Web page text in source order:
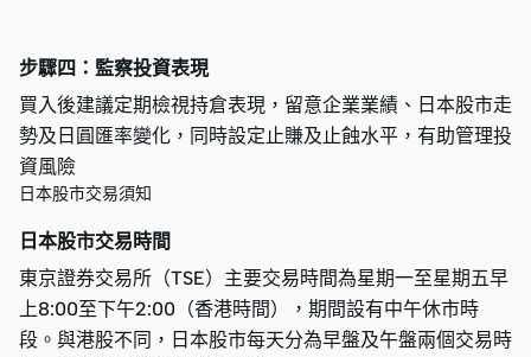
步驟四：監察投資表現
買入後建議定期檢視持倉表現，留意企業業績、日本股市走
勢及日圓匯率變化，同時設定止賺及止蝕水平，有助管理投
資風險
日本股市交易須知
日本股市交易時間
東京證券交易所（TSE）主要交易時間為星期一至星期五早
上8:00至下午2:00（香港時間），期間設有中午休市時
段。與港股不同，日本股市每天分為早盤及午盤兩個交易時